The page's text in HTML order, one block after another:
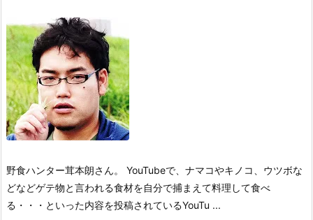
野食ハンター茸本朗さん。
YouTubeで、ナマコやキノコ、ウツボな
どなどゲテ物と言われる食材を自分で捕まえて料理して食べ
る・・・と いった内容を投稿されているYouTu ...